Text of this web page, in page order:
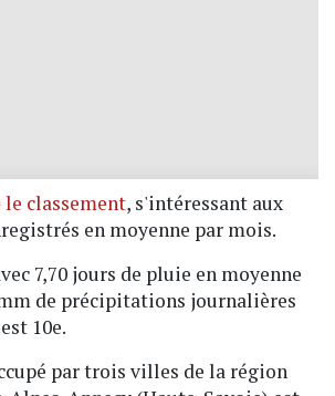
classement, s'intéressant aux
en moyenne par mois.
7,70 jours de pluie en moyenne
de précipitations journalières
10e.
par trois villes de la région